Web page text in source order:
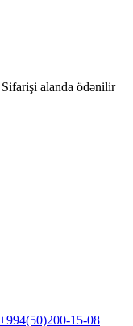
alanda ödənilir
+994(50)200-15-08